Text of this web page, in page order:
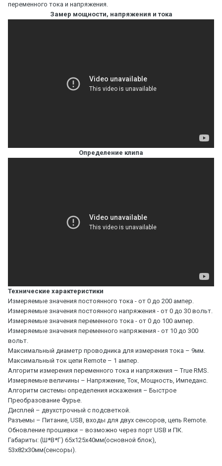
переменного тока и напряжения.
Замер мощности, напряжения и тока
Определение клипа
Технические характеристики
Измеряемые значения постоянного тока - от 0 до 200 ампер.
Измеряемые значения постоянного напряжения - от 0 до 30 вольт.
Измеряемые значения переменного тока - от 0 до 100 ампер.
Измеряемые значения переменного напряжения - от 10 до 300
вольт.
Максимальный диаметр проводника для измерения тока – 9мм.
Максимальный ток цепи Remote – 1 ампер.
Алгоритм измерения переменного тока и напряжения – True RMS.
Измеряемые величины – Напряжение, Ток, Мощность, Импеданс.
Алгоритм системы определения искажения – Быстрое
Преобразование Фурье.
Дисплей – двухстрочный с подсветкой.
Разъемы – Питание, USB, входы для двух сенсоров, цепь Remote.
Обновление прошивки – возможно через порт USB и ПК.
Габариты: (Ш*В*Г) 65x125x40мм(основной блок),
53х82х30мм(сенсоры).